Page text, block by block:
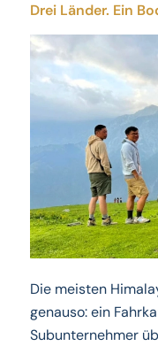
Drei Länder. Ein
Die meisten
genauso: ein
Subunternehmer